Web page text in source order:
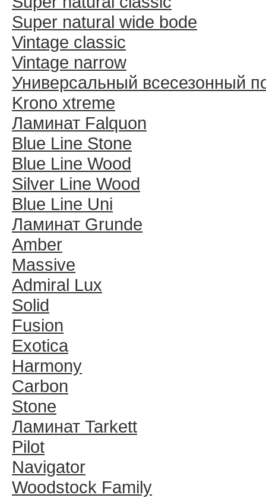
Super natural wide bode
Vintage classic
Vintage narrow
Универсальный всесезонный
Krono xtreme
Ламинат Falquon
Blue Line Stone
Blue Line Wood
Silver Line Wood
Blue Line Uni
Ламинат Grunde
Amber
Massive
Admiral Lux
Solid
Fusion
Exotica
Harmony
Carbon
Stone
Ламинат Tarkett
Pilot
Navigator
Woodstock Family